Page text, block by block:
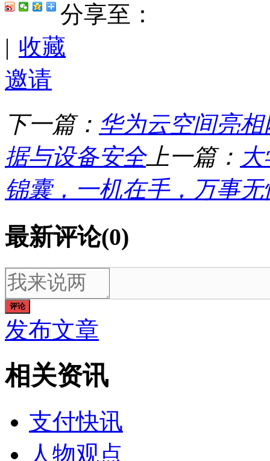
分享至：
| 收藏
邀请
下一篇： 华为云空间亮
据与设备安全上一篇：
锦囊，一机在手，万事无
最新评论(0)
评论
发布文章
相关资讯
支付快讯
人物观点